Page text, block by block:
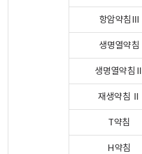
항암약침Ⅲ
생명열약침
생명열약침Ⅱ
재생약침 Ⅱ
T약침
H약침